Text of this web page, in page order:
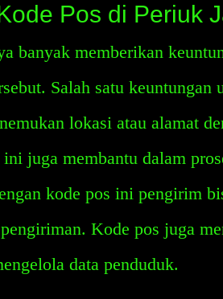
Pos di Periuk
banyak memberikan
Salah satu keuntungan
lokasi atau alamat
juga membantu dalam
kode pos ini pengirim
Kode pos juga
data penduduk.